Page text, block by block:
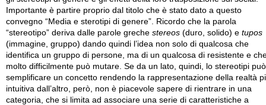
Importante è partire proprio dal titolo che è stato dato a questo
convegno “Media e sterotipi di genere”. Ricordo che la parola
“stereotipo” deriva dalle parole greche stereos (duro, solido) e tupos
(immagine, gruppo) dando quindi l’idea non solo di qualcosa che
identifica un gruppo di persone, ma di un qualcosa di resistente e
molto difficilmente può mutare. Se da un lato, quindi, lo stereotipi può
semplificare un concetto rendendo la rappresentazione della realtà
intuitiva dall’altro, però, non è piacevole sapere di rientrare in una
categoria, che si limita ad associare una serie di caratteristiche a